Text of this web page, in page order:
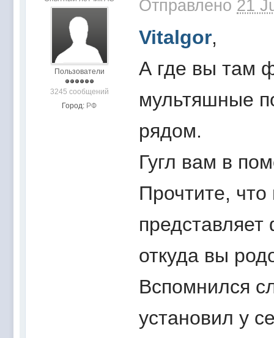
Пользователи
3245 сообщений
Город: РФ
Отправлено 21
Vitalgor,
А где вы там
мультяшные
рядом.
Гугл вам в
Прочтите,
откуда вы
Вспомнился
установил у